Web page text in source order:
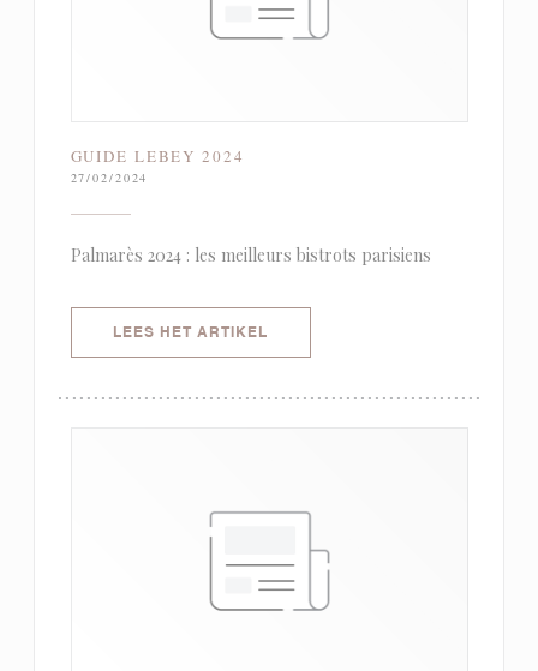
GUIDE LEBEY 2024
27/02/2024
Palmarès 2024 : les meilleurs bistrots parisiens
LEES HET ARTIKEL